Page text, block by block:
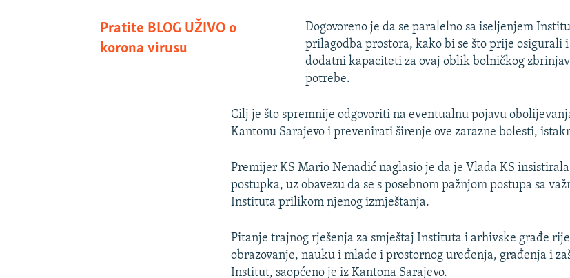
Pratite BLOG UŽIVO o
korona virusu
Dogovoreno je da se paralelno sa iseljenjem
prilagodba prostora, kako bi se što prije osigurali
dodatni kapaciteti za ovaj oblik bolničkog
potrebe.
Cilj je što spremnije odgovoriti na eventualnu pojavu
Kantonu Sarajevo i prevenirati širenje ove zarazne bolesti,
Premijer KS Mario Nenadić naglasio je da je Vlada KS
postupka, uz obavezu da se s posebnom pažnjom postupa sa
Instituta prilikom njenog izmještanja.
Pitanje trajnog rješenja za smještaj Instituta i arhivske građe
obrazovanje, nauku i mlade i prostornog uređenja, građenja i
Institut, saopćeno je iz Kantona Sarajevo.